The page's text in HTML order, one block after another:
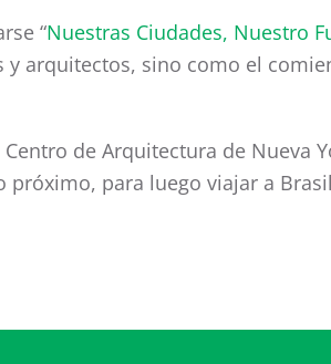
“Nuestras Ciudades, Nuestro
arquitectos, sino como el
de Arquitectura de Nueva
próximo, para luego viajar a